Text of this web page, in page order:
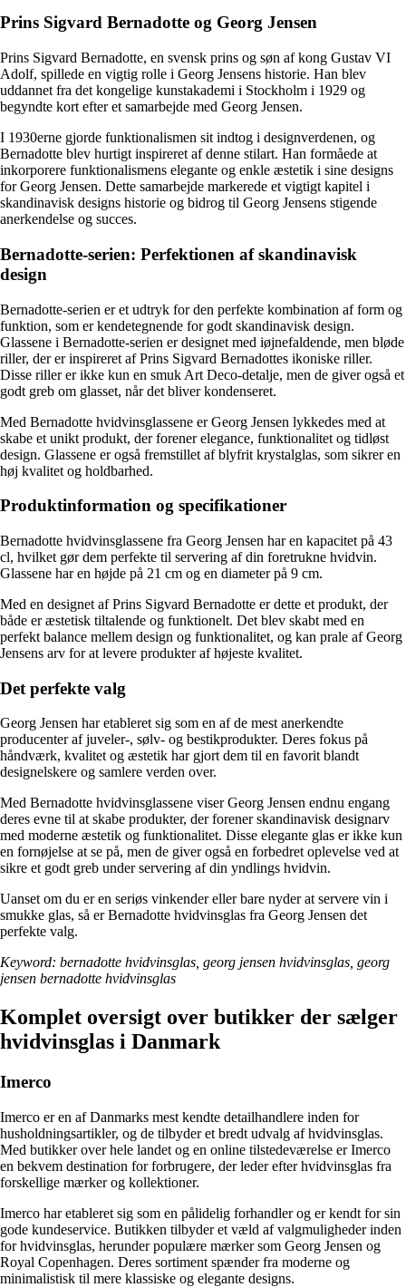
Prins Sigvard Bernadotte og Georg Jensen
Prins Sigvard Bernadotte, en svensk prins og søn af kong Gustav VI
Adolf, spillede en vigtig rolle i Georg Jensens historie. Han blev
uddannet fra det kongelige kunstakademi i Stockholm i 1929 og
begyndte kort efter et samarbejde med Georg Jensen.
I 1930erne gjorde funktionalismen sit indtog i designverdenen, og
Bernadotte blev hurtigt inspireret af denne stilart. Han formåede at
inkorporere funktionalismens elegante og enkle æstetik i sine designs
for Georg Jensen. Dette samarbejde markerede et vigtigt kapitel i
skandinavisk designs historie og bidrog til Georg Jensens stigende
anerkendelse og succes.
Bernadotte-serien: Perfektionen af skandinavisk
design
Bernadotte-serien er et udtryk for den perfekte kombination af form og
funktion, som er kendetegnende for godt skandinavisk design.
Glassene i Bernadotte-serien er designet med iøjnefaldende, men bløde
riller, der er inspireret af Prins Sigvard Bernadottes ikoniske riller.
Disse riller er ikke kun en smuk Art Deco-detalje, men de giver også et
godt greb om glasset, når det bliver kondenseret.
Med Bernadotte hvidvinsglassene er Georg Jensen lykkedes med at
skabe et unikt produkt, der forener elegance, funktionalitet og tidløst
design. Glassene er også fremstillet af blyfrit krystalglas, som sikrer en
høj kvalitet og holdbarhed.
Produktinformation og specifikationer
Bernadotte hvidvinsglassene fra Georg Jensen har en kapacitet på 43
cl, hvilket gør dem perfekte til servering af din foretrukne hvidvin.
Glassene har en højde på 21 cm og en diameter på 9 cm.
Med en designet af Prins Sigvard Bernadotte er dette et produkt, der
både er æstetisk tiltalende og funktionelt. Det blev skabt med en
perfekt balance mellem design og funktionalitet, og kan prale af Georg
Jensens arv for at levere produkter af højeste kvalitet.
Det perfekte valg
Georg Jensen har etableret sig som en af de mest anerkendte
producenter af juveler-, sølv- og bestikprodukter. Deres fokus på
håndværk, kvalitet og æstetik har gjort dem til en favorit blandt
designelskere og samlere verden over.
Med Bernadotte hvidvinsglassene viser Georg Jensen endnu engang
deres evne til at skabe produkter, der forener skandinavisk designarv
med moderne æstetik og funktionalitet. Disse elegante glas er ikke kun
en fornøjelse at se på, men de giver også en forbedret oplevelse ved at
sikre et godt greb under servering af din yndlings hvidvin.
Uanset om du er en seriøs vinkender eller bare nyder at servere vin i
smukke glas, så er Bernadotte hvidvinsglas fra Georg Jensen det
perfekte valg.
Keyword: bernadotte hvidvinsglas, georg jensen hvidvinsglas, georg
jensen bernadotte hvidvinsglas
Komplet oversigt over butikker der sælger
hvidvinsglas i Danmark
Imerco
Imerco er en af Danmarks mest kendte detailhandlere inden for
husholdningsartikler, og de tilbyder et bredt udvalg af hvidvinsglas.
Med butikker over hele landet og en online tilstedeværelse er Imerco
en bekvem destination for forbrugere, der leder efter hvidvinsglas fra
forskellige mærker og kollektioner.
Imerco har etableret sig som en pålidelig forhandler og er kendt for sin
gode kundeservice. Butikken tilbyder et væld af valgmuligheder inden
for hvidvinsglas, herunder populære mærker som Georg Jensen og
Royal Copenhagen. Deres sortiment spænder fra moderne og
minimalistisk til mere klassiske og elegante designs.